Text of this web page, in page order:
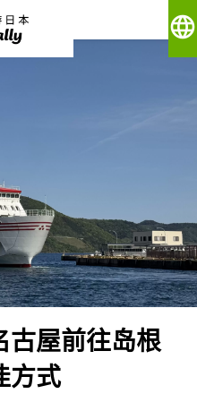
language
古屋前往岛根
方式